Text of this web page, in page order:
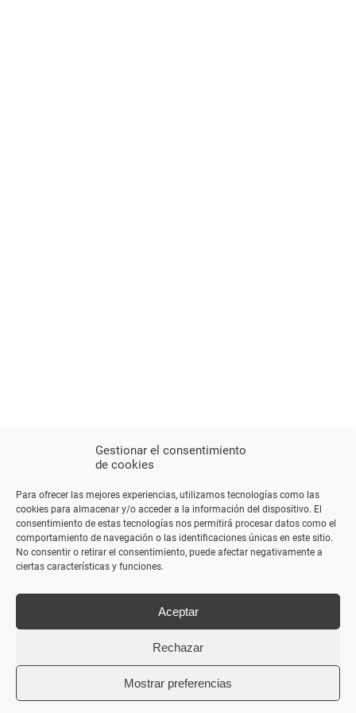
Gestionar el consentimiento
de cookies
Para ofrecer las mejores experiencias, utilizamos tecnologías como las
cookies para almacenar y/o acceder a la información del dispositivo. El
consentimiento de estas tecnologías nos permitirá procesar datos como el
comportamiento de navegación o las identificaciones únicas en este sitio.
No consentir o retirar el consentimiento, puede afectar negativamente a
ciertas características y funciones.
Aceptar
Rechazar
Mostrar preferencias